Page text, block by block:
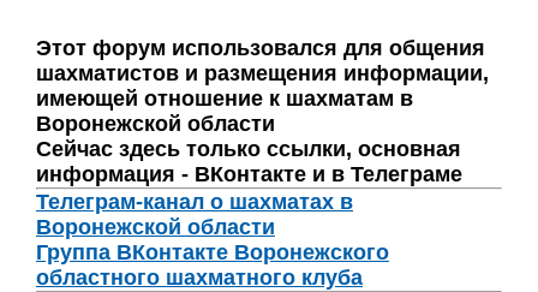
Этот форум использовался для общения
шахматистов и размещения информации,
имеющей отношение к шахматам в
Воронежской области
Сейчас здесь только ссылки, основная
информация - ВКонтакте и в Телеграме
Телеграм-канал о шахматах в
Воронежской области
Группа ВКонтакте Воронежского
областного шахматного клуба